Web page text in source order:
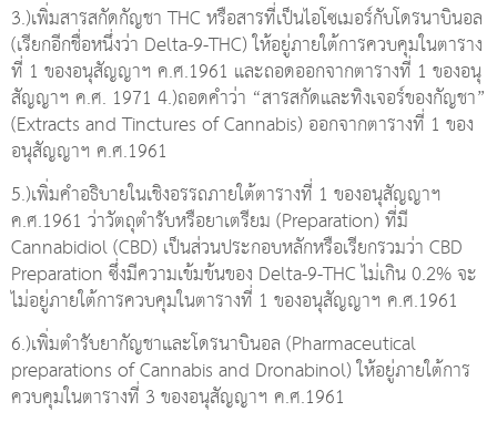
3.)เพิ่มสารสกัดกัญชา THC หรือสารที่เป็นไอโซเมอร์กับโดรนาบินอล
(เรียกอีกชื่อหนึ่งว่า Delta-9-THC) ให้อยู่ภายใต้การควบคุมในตาราง
ที่ 1 ของอนุสัญญาฯ ค.ศ.1961 และถอดออกจากตารางที่ 1 ของอนุ
สัญญาฯ ค.ศ. 1971 4.)ถอดคำว่า “สารสกัดและทิงเจอร์ของกัญชา”
(Extracts and Tinctures of Cannabis) ออกจากตารางที่ 1 ของ
อนุสัญญาฯ ค.ศ.1961
5.)เพิ่มคำอธิบายในเชิงอรรถภายใต้ตารางที่ 1 ของอนุสัญญาฯ
ค.ศ.1961 ว่าวัตถุตำรับหรือยาเตรียม (Preparation) ที่มี
Cannabidiol (CBD) เป็นส่วนประกอบหลักหรือเรียกรวมว่า CBD
Preparation ซึ่งมีความเข้มข้นของ Delta-9-THC ไม่เกิน 0.2% จะ
ไม่อยู่ภายใต้การควบคุมในตารางที่ 1 ของอนุสัญญาฯ ค.ศ.1961
6.)เพิ่มตำรับยากัญชาและโดรนาบินอล (Pharmaceutical
preparations of Cannabis and Dronabinol) ให้อยู่ภายใต้การ
ควบคุมในตารางที่ 3 ของอนุสัญญาฯ ค.ศ.1961